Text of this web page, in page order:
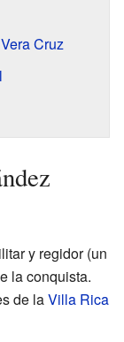
Cruz
y regidor (un
la conquista.
de laVilla Rica